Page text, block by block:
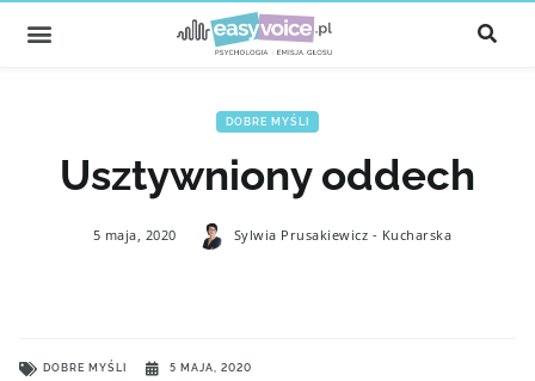
DOBRE MYŚLI
Usztywniony oddech
5 maja, 2020 Sylwia Prusakiewicz - Kucharska
DOBRE MYŚLI
5 MAJA, 2020